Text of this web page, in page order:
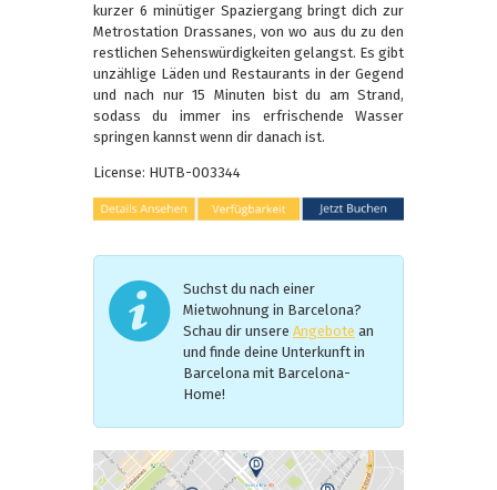
kurzer 6 minütiger Spaziergang bringt dich zur
Metrostation Drassanes, von wo aus du zu den
restlichen Sehenswürdigkeiten gelangst. Es gibt
unzählige Läden und Restaurants in der Gegend
und nach nur 15 Minuten bist du am Strand,
sodass du immer ins erfrischende Wasser
springen kannst wenn dir danach ist.
License: HUTB-003344
Suchst du nach einer
Mietwohnung in Barcelona?
Schau dir unsere Angebote an
und finde deine Unterkunft in
Barcelona mit Barcelona-
Home!